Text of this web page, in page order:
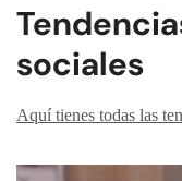
sociales
Aquí tienes todas las